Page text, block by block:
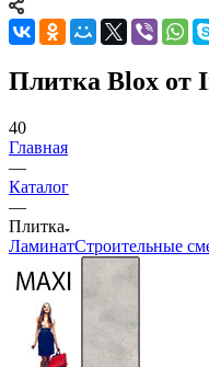
Плитка Blox от
40
Главная
—
Каталог
—
Плитка
ЛаминатСтроительные